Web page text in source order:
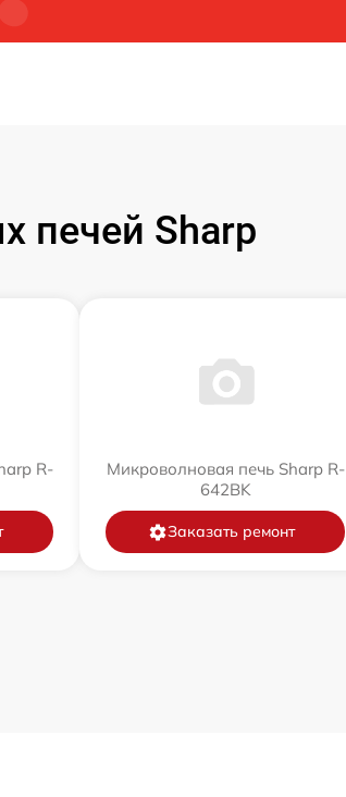
печей Sharp
R-
Микроволновая печь Sharp R-
642BK
Заказать ремонт